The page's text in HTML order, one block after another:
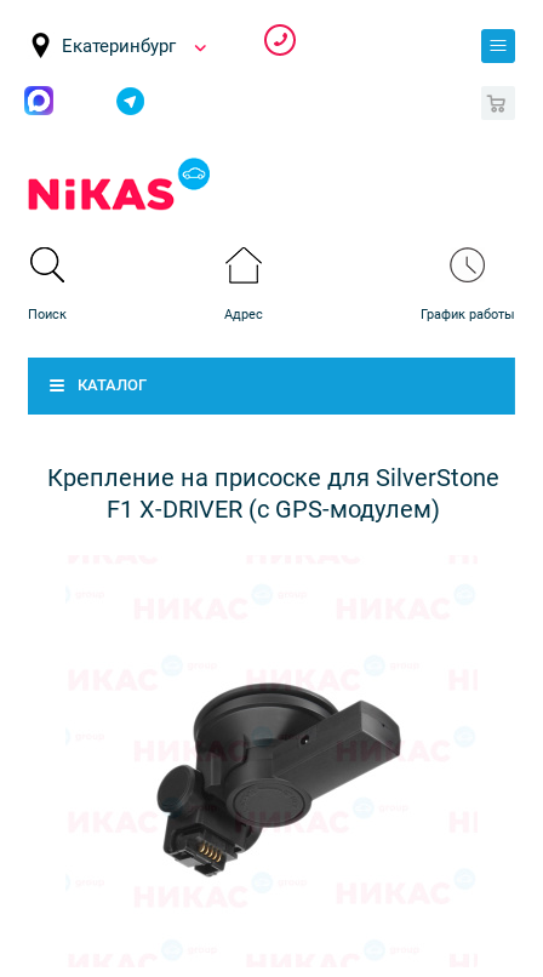
Екатеринбург
КАТАЛОГ
Крепление на присоске для SilverStone
F1 X-DRIVER (с GPS-модулем)